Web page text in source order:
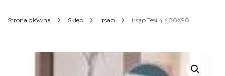
Strona główna Sklep Irsap Irsap Tesi 4 400X90